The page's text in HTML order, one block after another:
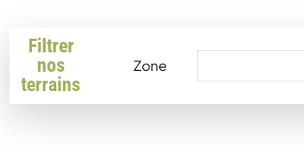
Filtrer
nos
terrains
Zone